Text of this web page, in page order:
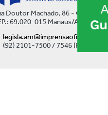
Doutor Machado, 86 - Centro
69.020-015 Manaus/AM
(92) 2101-7500 / 7546 (Ramal)